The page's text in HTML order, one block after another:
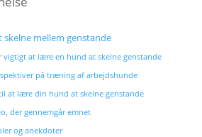
mellem genstande
vigtigt at lære en hund at skelne genstande
på træning af arbejdshunde
at lære din hund at skelne genstande
der gennemgår emnet
og anekdoter